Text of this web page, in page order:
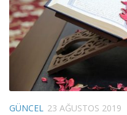
GÜNCEL 23 AĞUSTOS 2019